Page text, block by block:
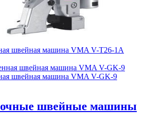
швейная машина VMA V-T26-1A
швейная машина VMA V-GK-9
швейные машины